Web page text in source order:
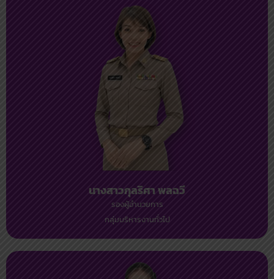
นางสาวกุลริศา พลฉวี
รองผู้อำนวยการ
กลุ่มบริหารงานทั่วไป